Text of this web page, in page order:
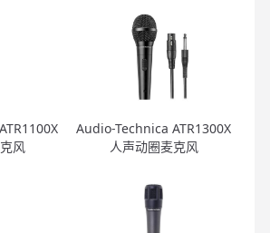
风
Audio-Technica ATR1300X
人声动圈麦克风